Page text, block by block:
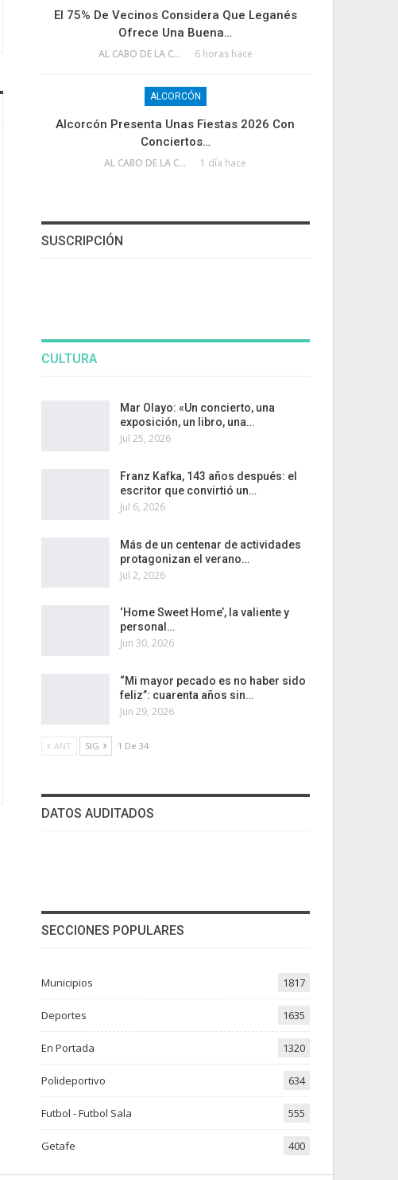
El 75% De Vecinos Considera Que Leganés
Ofrece Una Buena…
AL CABO DE LA CALLE 6 horas hace
ALCORCÓN
Alcorcón Presenta Unas Fiestas 2026 Con
Conciertos…
AL CABO DE LA CALLE 1 día hace
SUSCRIPCIÓN
CULTURA
Mar Olayo: «Un concierto, una
exposición, un libro, una…
Jul 25, 2026
Franz Kafka, 143 años después: el
escritor que convirtió un…
Jul 6, 2026
Más de un centenar de actividades
protagonizan el verano…
Jul 2, 2026
‘Home Sweet Home’, la valiente y
personal…
Jun 30, 2026
“Mi mayor pecado es no haber sido
feliz”: cuarenta años sin…
Jun 29, 2026
ANT SIG 1 De 34
DATOS AUDITADOS
SECCIONES POPULARES
Municipios 1817
Deportes 1635
En Portada 1320
Polideportivo 634
Futbol - Futbol Sala 555
Getafe 400